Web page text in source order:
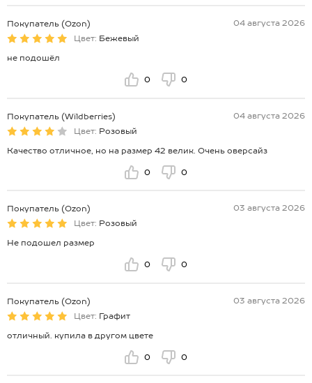
Покупатель (Ozon)
04 августа 2026
Цвет: Бежевый
не подошёл
0 0
Покупатель (Wildberries)
04 августа 2026
Цвет: Розовый
Качество отличное, но на размер 42 велик. Очень оверсайз
0 0
Покупатель (Ozon)
03 августа 2026
Цвет: Розовый
Не подошел размер
0 0
Покупатель (Ozon)
03 августа 2026
Цвет: Графит
отличный. купила в другом цвете
0 0